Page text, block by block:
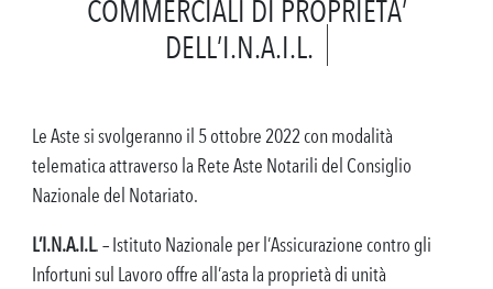
COMMERCIALI DI PROPRIETA’
DELL’I.N.A.I.L.
Le Aste si svolgeranno il 5 ottobre 2022 con modalità
telematica attraverso la Rete Aste Notarili del Consiglio
Nazionale del Notariato.
L’I.N.A.I.L. – Istituto Nazionale per l’Assicurazione contro gli
Infortuni sul Lavoro offre all’asta la proprietà di unità